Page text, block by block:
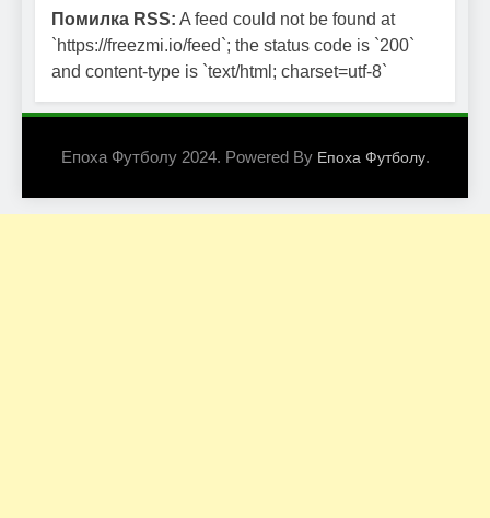
Помилка RSS: A feed could not be found at
`https://freezmi.io/feed`; the status code is `200`
and content-type is `text/html; charset=utf-8`
Епоха Футболу 2024. Powered By Епоха Футболу.